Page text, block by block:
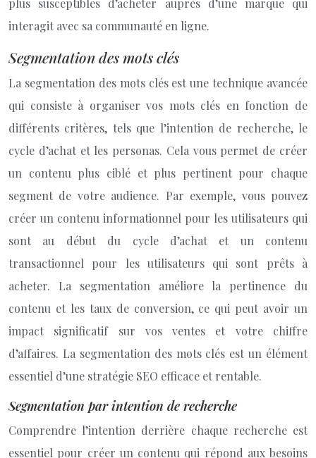
plus susceptibles d’acheter auprès d’une marque qui
interagit avec sa communauté en ligne.
Segmentation des mots clés
La segmentation des mots clés est une technique avancée
qui consiste à organiser vos mots clés en fonction de
différents critères, tels que l’intention de recherche, le
cycle d’achat et les personas. Cela vous permet de créer
un contenu plus ciblé et plus pertinent pour chaque
segment de votre audience. Par exemple, vous pouvez
créer un contenu informationnel pour les utilisateurs qui
sont au début du cycle d’achat et un contenu
transactionnel pour les utilisateurs qui sont prêts à
acheter. La segmentation améliore la pertinence du
contenu et les taux de conversion, ce qui peut avoir un
impact significatif sur vos ventes et votre chiffre
d’affaires. La segmentation des mots clés est un élément
essentiel d’une stratégie SEO efficace et rentable.
Segmentation par intention de recherche
Comprendre l’intention derrière chaque recherche est
essentiel pour créer un contenu qui répond aux besoins